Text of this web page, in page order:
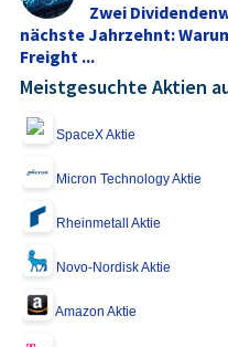
Zwei
nächste Jahrzehnt:
Freight ...
Meistgesuchte Aktien
SpaceX Aktie
Micron Technology Aktie
Rheinmetall Aktie
Novo-Nordisk Aktie
Amazon Aktie